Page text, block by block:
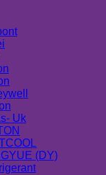
Uk
(DY)